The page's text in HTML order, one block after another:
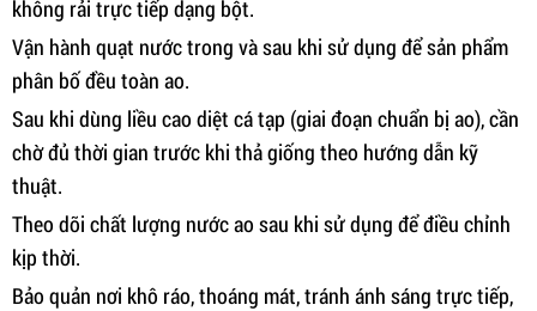
không rải trực tiếp dạng bột.
Vận hành quạt nước trong và sau khi sử dụng để sản phẩm
phân bố đều toàn ao.
Sau khi dùng liều cao diệt cá tạp (giai đoạn chuẩn bị ao), cần
chờ đủ thời gian trước khi thả giống theo hướng dẫn kỹ
thuật.
Theo dõi chất lượng nước ao sau khi sử dụng để điều chỉnh
kịp thời.
Bảo quản nơi khô ráo, thoáng mát, tránh ánh sáng trực tiếp,